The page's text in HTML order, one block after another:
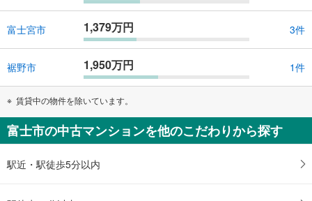
富士宮市 1,379万円 3件
裾野市 1,950万円 1件
賃貸中の物件を除いています。
富士市の中古マンションを他のこだわりから探す
駅近・駅徒歩5分以内